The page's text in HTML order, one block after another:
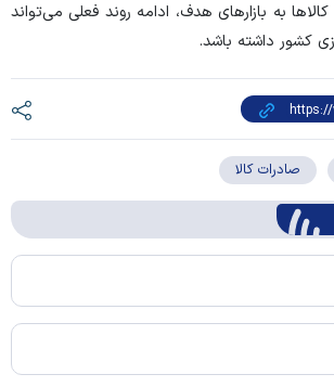
به بازار‌های هدف، ادامه روند فعلی می‌تواند
کشور داشته باشد.
صادرات کالا